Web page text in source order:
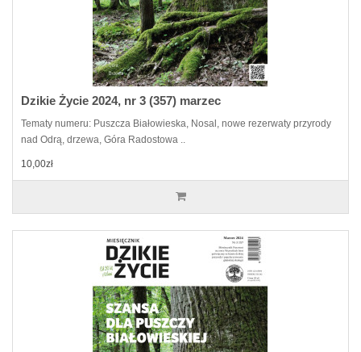
Dzikie Życie 2024, nr 3 (357) marzec
Tematy numeru: Puszcza Białowieska, Nosal, nowe rezerwaty przyrody
nad Odrą, drzewa, Góra Radostowa ..
10,00zł